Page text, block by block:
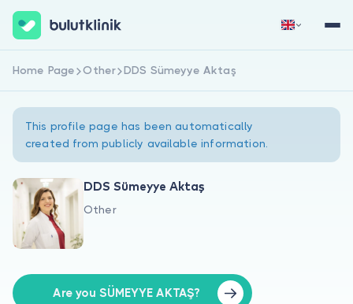
About Us
For Doctors
Sign Up Now
Home Page Other DDS Sümeyye Aktaş
This profile page has been automatically
created from publicly available information.
DDS Sümeyye Aktaş
Other
Are you SÜMEYYE AKTAŞ?